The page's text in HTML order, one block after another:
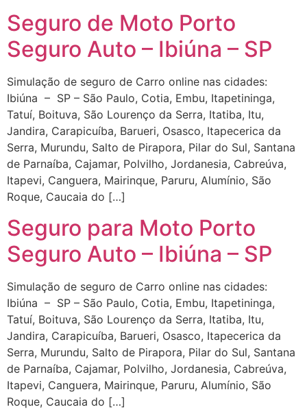
Seguro de Moto Porto
Seguro Auto – Ibiúna – SP
Simulação de seguro de Carro online nas cidades:
Ibiúna – SP – São Paulo, Cotia, Embu, Itapetininga,
Tatuí, Boituva, São Lourenço da Serra, Itatiba, Itu,
Jandira, Carapicuíba, Barueri, Osasco, Itapecerica da
Serra, Murundu, Salto de Pirapora, Pilar do Sul, Santana
de Parnaíba, Cajamar, Polvilho, Jordanesia, Cabreúva,
Itapevi, Canguera, Mairinque, Paruru, Alumínio, São
Roque, Caucaia do […]
Seguro para Moto Porto
Seguro Auto – Ibiúna – SP
Simulação de seguro de Carro online nas cidades:
Ibiúna – SP – São Paulo, Cotia, Embu, Itapetininga,
Tatuí, Boituva, São Lourenço da Serra, Itatiba, Itu,
Jandira, Carapicuíba, Barueri, Osasco, Itapecerica da
Serra, Murundu, Salto de Pirapora, Pilar do Sul, Santana
de Parnaíba, Cajamar, Polvilho, Jordanesia, Cabreúva,
Itapevi, Canguera, Mairinque, Paruru, Alumínio, São
Roque, Caucaia do […]